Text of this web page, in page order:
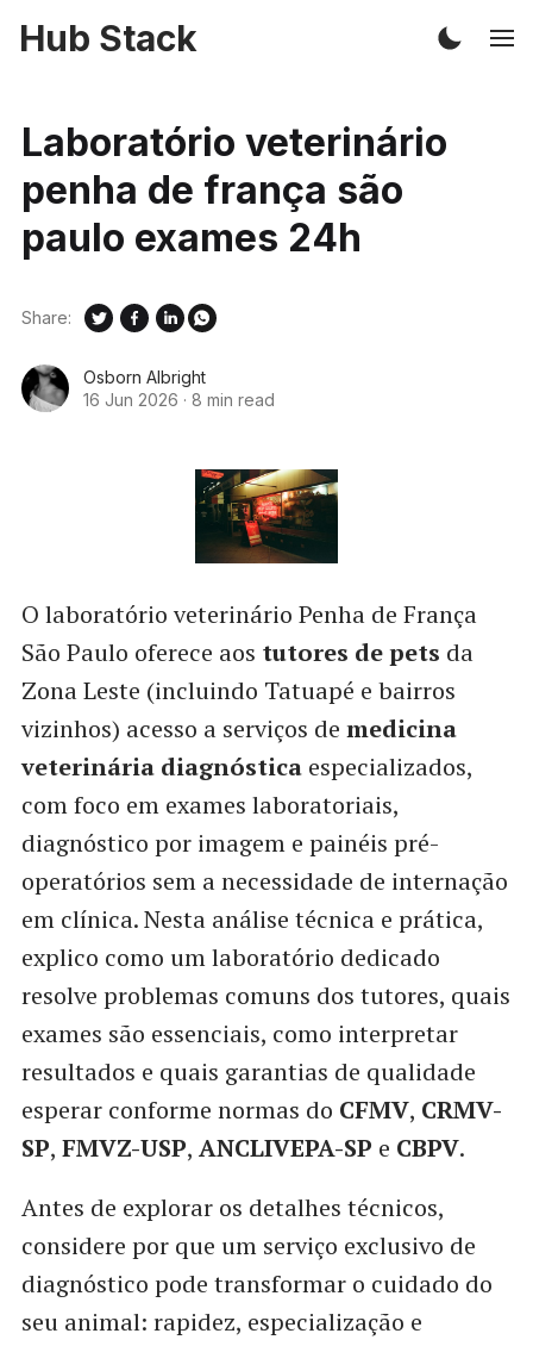
Hub Stack
Laboratório veterinário
penha de frança são
paulo exames 24h
Osborn Albright
16 Jun 2026 · 8 min read
Share:
O laboratório veterinário Penha de França
São Paulo oferece aos tutores de pets da
Zona Leste (incluindo Tatuapé e bairros
vizinhos) acesso a serviços de medicina
veterinária diagnósticaespecializados,
com foco em exames laboratoriais,
diagnóstico por imagem e painéis pré-
operatórios sem a necessidade de internação
em clínica. Nesta análise técnica e prática,
explico como um laboratório dedicado
resolve problemas comuns dos tutores, quais
exames são essenciais, como interpretar
resultados e quais garantias de qualidade
esperar conforme normas do CFMV, CRMV-
SP, FMVZ-USP, ANCLIVEPA-SP e CBPV.
Antes de explorar os detalhes técnicos,
considere por que um serviço exclusivo de
diagnóstico pode transformar o cuidado do
seu animal: rapidez, especialização e